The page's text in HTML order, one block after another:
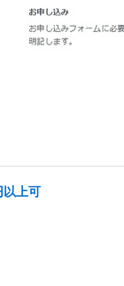
上可